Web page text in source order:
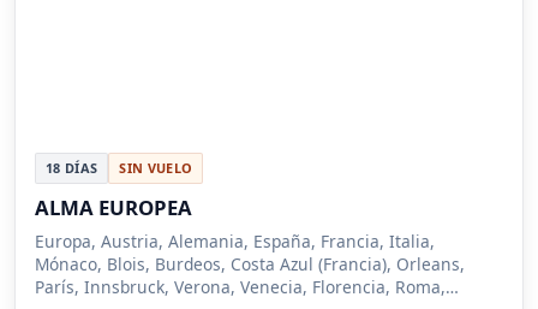
18 DÍAS SIN VUELO
ALMA EUROPEA
Europa, Austria, Alemania, España, Francia, Italia,
Mónaco, Blois, Burdeos, Costa Azul (Francia), Orleans,
París, Innsbruck, Verona, Venecia, Florencia, Roma,